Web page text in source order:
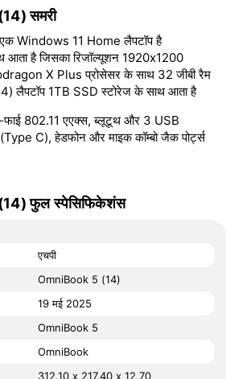
समरी
Windows 11 Home लैपटॉप है
आता है जिसका रिजॉल्यूशन 1920x1200
X Plus प्रोसेसर के साथ 32 जीबी रैम
लैपटॉप 1TB SSD स्टोरेज के साथ आता है
फाई 802.11 एएक्स, ब्लूटूथ और 3 USB
C), हेडफोन और माइक कॉम्बो जैक पोर्ट्स
फुल स्पेसिफिकेशंस
एचपी
OmniBook 5 (14)
19 मई 2025
OmniBook 5
OmniBook
312.10 x 217.40 x 12.70